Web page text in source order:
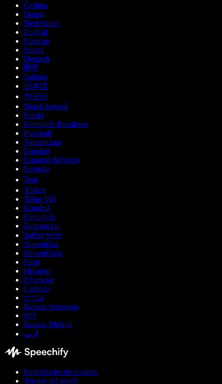
Čeština
Dansk
Nederlands
English
Français
Suomi
Deutsch
हिन्दी
Italiano
日本語
한국어
Norsk bokmål
Polski
Português Brasileiro
Русский
Українська
Español
Español (México)
Svenska
ไทย
Türkçe
Tiếng Việt
Română
Português
Български
ქართული
Slovenčina
Slovenščina
Eesti
Hrvatski
Ελληνικά
Lietuvių
עברית
Bahasa Indonesia
বাংলা
Bahasa Melayu
اردو
Preferències de cookies
Termes del servei